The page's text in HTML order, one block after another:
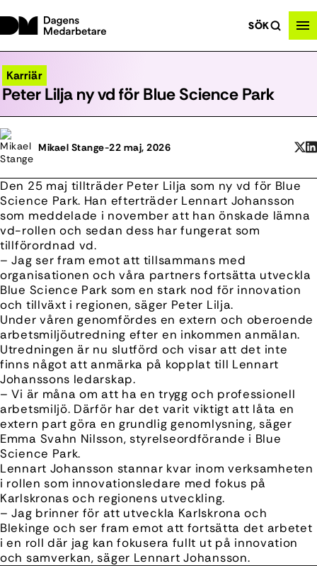
SÖK
Karriär
Peter Lilja ny vd för Blue Science Park
Mikael Stange-22 maj, 2026
Den 25 maj tillträder Peter Lilja som ny vd för Blue
Science Park. Han efterträder Lennart Johansson
som meddelade i november att han önskade lämna
vd-rollen och sedan dess har fungerat som
tillförordnad vd.
– Jag ser fram emot att tillsammans med
organisationen och våra partners fortsätta utveckla
Blue Science Park som en stark nod för innovation
och tillväxt i regionen, säger Peter Lilja.
Under våren genomfördes en extern och oberoende
arbetsmiljöutredning efter en inkommen anmälan.
Utredningen är nu slutförd och visar att det inte
finns något att anmärka på kopplat till Lennart
Johanssons ledarskap.
– Vi är måna om att ha en trygg och professionell
arbetsmiljö. Därför har det varit viktigt att låta en
extern part göra en grundlig genomlysning, säger
Emma Svahn Nilsson, styrelseordförande i Blue
Science Park.
Lennart Johansson stannar kvar inom verksamheten
i rollen som innovationsledare med fokus på
Karlskronas och regionens utveckling.
– Jag brinner för att utveckla Karlskrona och
Blekinge och ser fram emot att fortsätta det arbetet
i en roll där jag kan fokusera fullt ut på innovation
och samverkan, säger Lennart Johansson.